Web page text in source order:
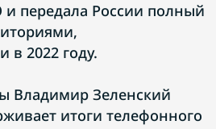
и передала России полный
в 2022 году.
Владимир Зеленский
итоги телефонного